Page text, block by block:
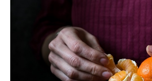
Συνεργασίες
Moments of Mine
FAQ